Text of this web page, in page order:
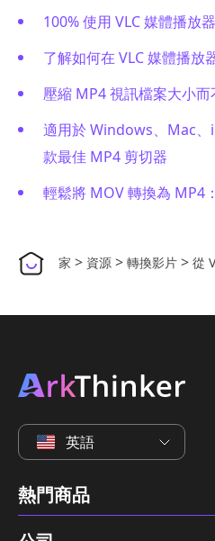
100% 使用 VLC 媒體播放
了解如何在 VLC 媒體播放
壓縮 MP4 視訊檔案大小
適用於 Windows、Mac
款最佳 MP4 剪切器
輕鬆將 MOV 轉換為 MP4
家 > 資源 > 轉換影片 > 從
英語
熱門商品